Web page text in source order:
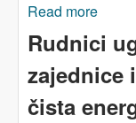
Read more
mora
Rudnici
zajednice
čista